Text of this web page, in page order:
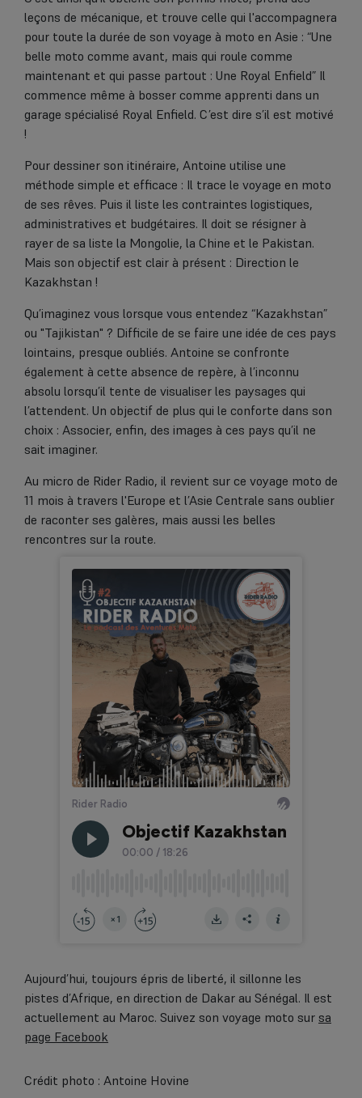
leçons de mécanique, et trouve celle qui l'accompagnera
pour toute la durée de son voyage à moto en Asie : “Une
belle moto comme avant, mais qui roule comme
maintenant et qui passe partout : Une Royal Enfield” Il
commence même à bosser comme apprenti dans un
garage spécialisé Royal Enfield. C’est dire s’il est motivé
!
Pour dessiner son itinéraire, Antoine utilise une
méthode simple et efficace : Il trace le voyage en moto
de ses rêves. Puis il liste les contraintes logistiques,
administratives et budgétaires. Il doit se résigner à
rayer de sa liste la Mongolie, la Chine et le Pakistan.
Mais son objectif est clair à présent : Direction le
Kazakhstan !
Qu’imaginez vous lorsque vous entendez “Kazakhstan”
ou "Tajikistan" ? Difficile de se faire une idée de ces pays
lointains, presque oubliés. Antoine se confronte
également à cette absence de repère, à l’inconnu
absolu lorsqu’il tente de visualiser les paysages qui
l’attendent. Un objectif de plus qui le conforte dans son
choix : Associer, enfin, des images à ces pays qu’il ne
sait imaginer.
Au micro de Rider Radio, il revient sur ce voyage moto de
11 mois à travers l'Europe et l’Asie Centrale sans oublier
de raconter ses galères, mais aussi les belles
rencontres sur la route.
Aujourd’hui, toujours épris de liberté, il sillonne les
pistes d’Afrique, en direction de Dakar au Sénégal. Il est
actuellement au Maroc. Suivez son voyage moto sur sa
page Facebook
Crédit photo : Antoine Hovine